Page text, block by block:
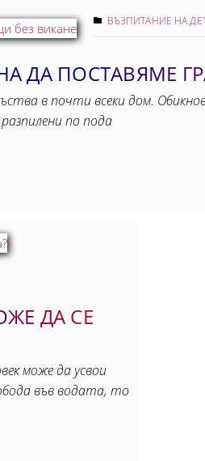
ВЪЗПИТАНИЕ НА
ДА ПОСТАВЯМЕ
в почти всеки дом.
по пода
ДА СЕ
може да усвои
във водата, то